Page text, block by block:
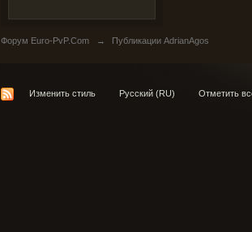
Форум Euro-PvP.Com → Публикации AdrianAgos
Изменить стиль Русский (RU) Отметить